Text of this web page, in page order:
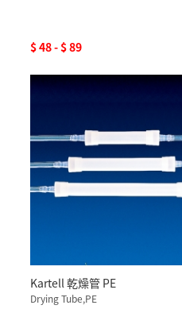
$ 48 - $ 89
Kartell 乾燥管 PE
Drying Tube,PE